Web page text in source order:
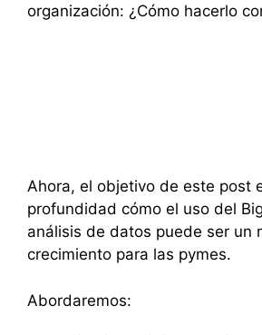
Ahora, el objetivo de este post
profundidad cómo el uso del
análisis de datos puede ser un
crecimiento para las pymes.
Abordaremos: